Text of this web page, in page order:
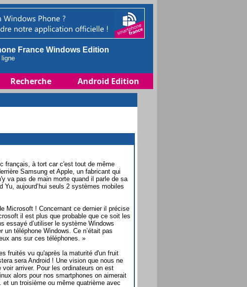
France Windows Edition
Recherche Android Edition
français, à tort car c'est tout de même
Samsung et Apple, un fabricant qui
va pas de main morte quand il parle de sa
aujourd’hui seuls 2 systèmes mobiles
Microsoft ! Concernant ce dernier il précise
il est plus que probable que ce soit les
essayé d’utiliser le système Windows
téléphone Windows. Ce n’était pas
ans sur ces téléphones. »
fruités vu qu'après la maturité d'un fruit
sera Android ! Une vision que nous ne
arriver. Pour les ordinateurs on est
alors pour nos smartphones on aimerait
un troisième ou même quatrième avec